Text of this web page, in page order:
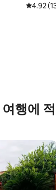
평점
4.92
행에